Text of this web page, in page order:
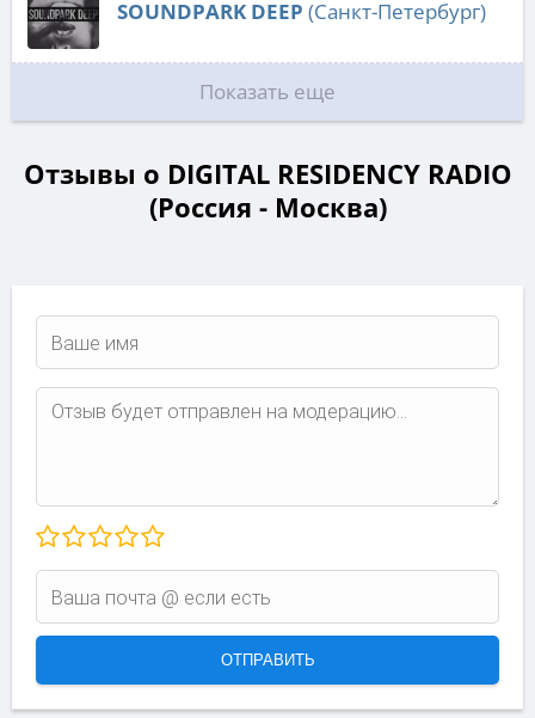
SOUNDPARK DEEP (Санкт-Петербург)
Показать еще
Отзывы о DIGITAL RESIDENCY RADIO
(Россия - Москва)